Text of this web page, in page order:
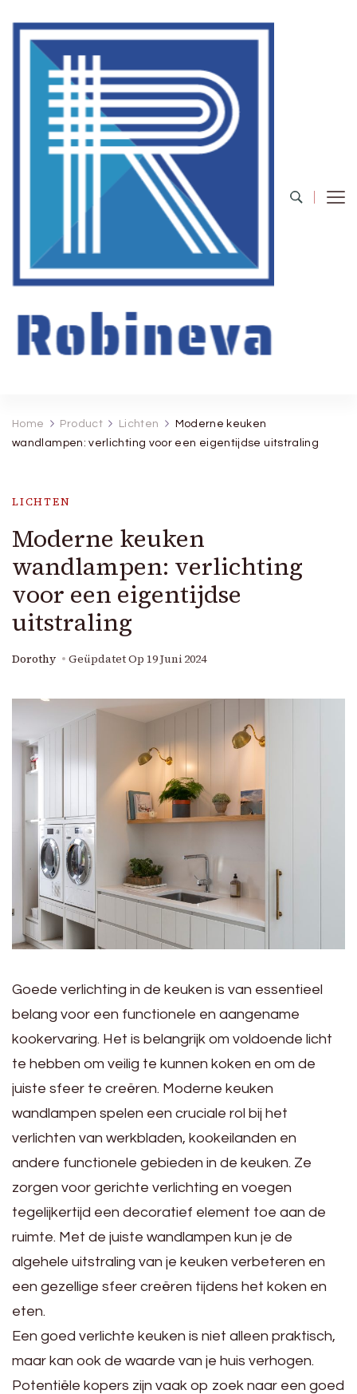
Home Product Lichten
Moderne keuken
wandlampen: verlichting voor een eigentijdse uitstraling
LICHTEN
Moderne keuken
wandlampen: verlichting
voor een eigentijdse
uitstraling
Dorothy Geüpdatet Op 19 Juni 2024
Goede verlichting in de keuken is van essentieel
belang voor een functionele en aangename
kookervaring. Het is belangrijk om voldoende licht
te hebben om veilig te kunnen koken en om de
juiste sfeer te creëren. Moderne keuken
wandlampen spelen een cruciale rol bij het
verlichten van werkbladen, kookeilanden en
andere functionele gebieden in de keuken. Ze
zorgen voor gerichte verlichting en voegen
tegelijkertijd een decoratief element toe aan de
ruimte. Met de juiste wandlampen kun je de
algehele uitstraling van je keuken verbeteren en
een gezellige sfeer creëren tijdens het koken en
eten.
Een goed verlichte keuken is niet alleen praktisch,
maar kan ook de waarde van je huis verhogen.
Potentiële kopers zijn vaak op zoek naar een goed